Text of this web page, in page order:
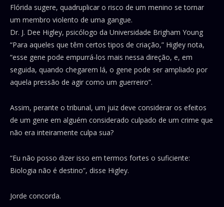
Flórida sugere, quadruplicar o risco de um menino se tornar
um membro violento de uma gangue.
Dr. J. Dee Higley, psicólogo da Universidade Brigham Young
“Para aqueles que têm certos tipos de criação,” Higley nota,
“esse gene pode empurrá-los mais nessa direção, e, em
seguida, quando chegarem lá, o gene pode ser ampliado por
aquela pressão de agir como um guerreiro”.
Assim, perante o tribunal, um juiz deve considerar os efeitos
de um gene em alguém considerado culpado de um crime que
não era inteiramente culpa sua?
“Eu não posso dizer isso em termos fortes o suficiente:
Biologia não é destino”, disse Higley.
Jorde concorda.